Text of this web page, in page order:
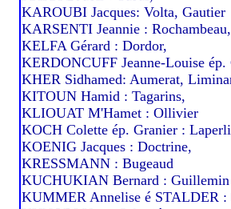
KAROUBI Jacques: Volta, Gautier
KARSENTI Jeannie : Rochambeau,
KELFA Gérard : Dordor,
KERDONCUFF Jeanne-Louise
KHER Sidhamed: Aumerat,
KITOUN Hamid : Tagarins,
KLIOUAT M'Hamet : Ollivier
KOCH Colette ép. Granier :
KOENIG Jacques : Doctrine,
KRESSMANN : Bugeaud
KUCHUKIAN Bernard : Guillemin
KUMMER Annelise é STALDER :